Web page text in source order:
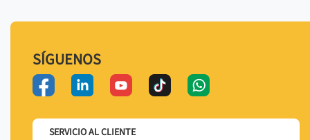
SÍGUENOS
SERVICIO AL CLIENTE